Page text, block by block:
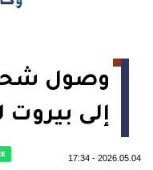
وصول
إلى بيروت
2026.05.04
-
17:34